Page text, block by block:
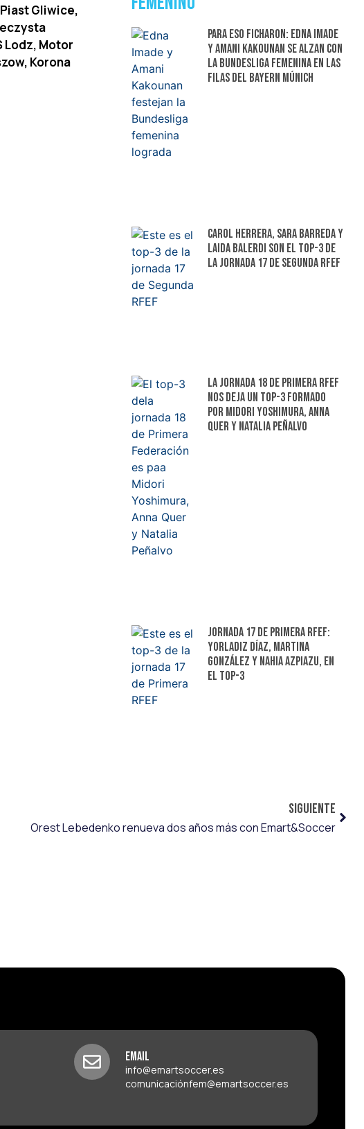
Gliwice,
Lodz, Motor
Korona
Para eso ficharon: Edna Imade
y Amani Kakounan se alzan con
la Bundesliga femenina en las
filas del Bayern Múnich
Carol Herrera, Sara Barreda y
Laida Balerdi son el top-3 de
la jornada 17 de Segunda RFEF
La jornada 18 de Primera RFEF
nos deja un top-3 formado
por Midori Yoshimura, Anna
Quer y Natalia Peñalvo
Jornada 17 de Primera RFEF:
Yorladiz Díaz, Martina
González y Nahia Azpiazu, en
el top-3
SIGUIENTE
Orest Lebedenko renueva dos años más con Emart&Soccer
Email
info@emartsoccer.es
comunicaciónfem@emartsoccer.es